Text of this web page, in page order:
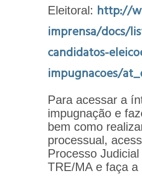
Eleitoral: http://
imprensa/docs/
candidatos-
impugnacoes/
Para acessar a
impugnação e
bem como
processual,
Processo
TRE/MA e faça